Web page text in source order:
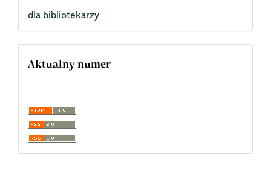
dla bibliotekarzy
Aktualny numer